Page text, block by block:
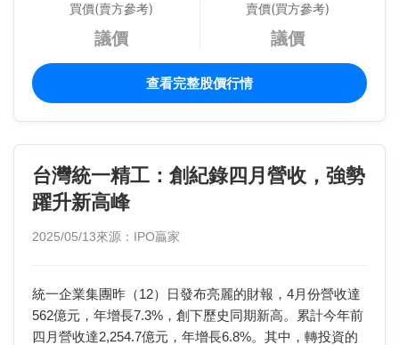
買價(賣方參考)
議價
賣價(買方參考)
議價
查看完整股價行情
台灣統一精工：創紀錄四月營收，強勢
躍升新高峰
2025/05/13來源：IPO贏家
統一企業集團昨（12）日發布亮麗的財報，4月份營收達
562億元，年增長7.3%，創下歷史同期新高。累計今年前
四月營收達2,254.7億元，年增長6.8%。其中，轉投資的